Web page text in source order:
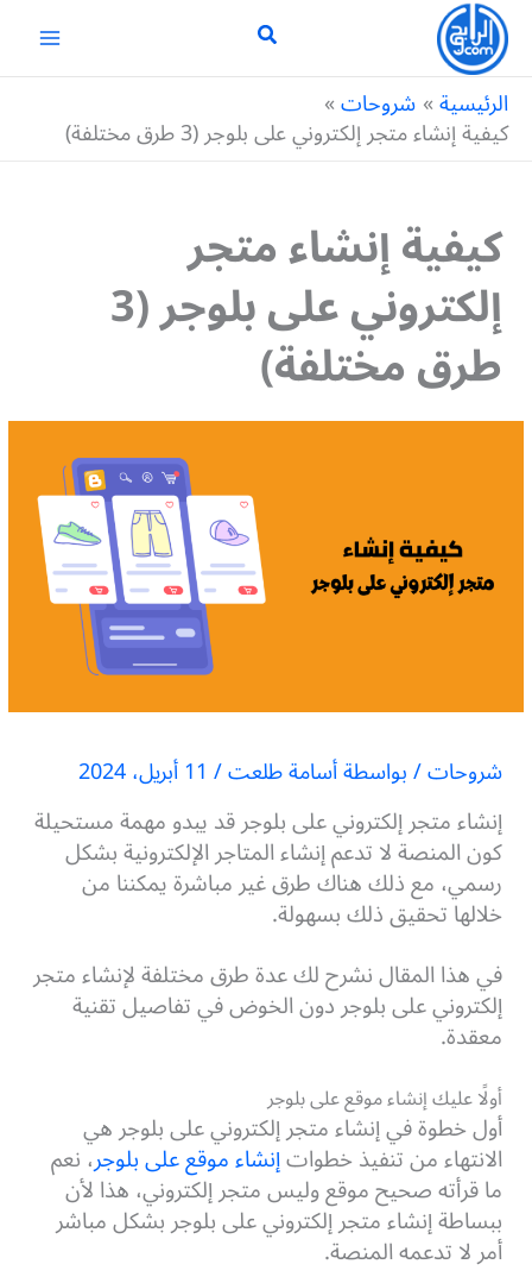
تخطي
المحتوى
الرئيسية شروحات
كيفية إنشاء متجر إلكتروني على بلوجر (3 طرق مختلفة)
كيفية إنشاء متجر
إلكتروني على بلوجر (3
طرق مختلفة)
شروحات/ بواسطةأسامة طلعت/ 11 أبريل، 2024
إنشاء متجر إلكتروني على بلوجر قد يبدو مهمة مستحيلة
كون المنصة لا تدعم إنشاء المتاجر الإلكترونية بشكل
رسمي، مع ذلك هناك طرق غير مباشرة يمكننا من
خلالها تحقيق ذلك بسهولة.
في هذا المقال نشرح لك عدة طرق مختلفة لإنشاء متجر
إلكتروني على بلوجر دون الخوض في تفاصيل تقنية
معقدة.
أولًا عليك إنشاء موقع على بلوجر
أول خطوة في إنشاء متجر إلكتروني على بلوجر هي
الانتهاء من تنفيذ خطواتإنشاء موقع على بلوجر، نعم
ما قرأته صحيح موقع وليس متجر إلكتروني، هذا لأن
ببساطة إنشاء متجر إلكتروني على بلوجر بشكل مباشر
أمر لا تدعمه المنصة.